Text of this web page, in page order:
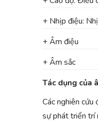
+ Nhịp điệu:
+ Âm điệu
+ Âm sắc
Tác dụng của
Các nghiên cứu
sự phát triển trí